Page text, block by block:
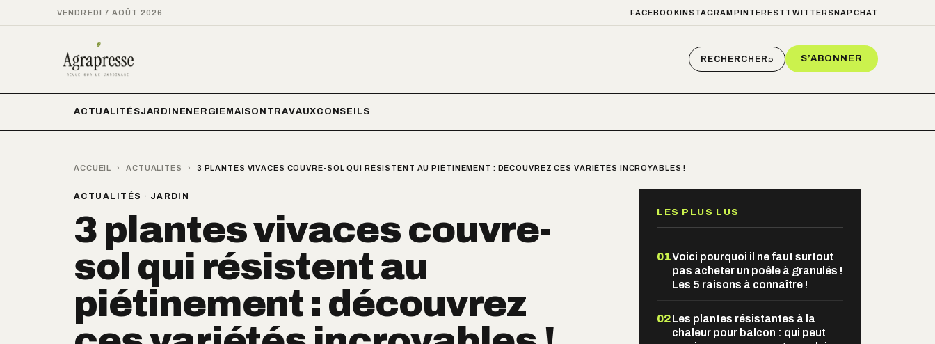
VENDREDI 7 AOÛT 2026 FACEBOOKINSTAGRAM PINTEREST TWITTER SNAPCHAT
RECHERCHER⌕ S’ABONNER
ACTUALITÉSJARDIN ENERGIE MAISON TRAVAUXCONSEILS
ACCUEIL › ACTUALITÉS › 3 PLANTES VIVACES COUVRE-SOL QUI RÉSISTENT AU PIÉTINEMENT : DÉCOUVREZ CES VARIÉTÉS INCROYABLES !
ACTUALITÉS · JARDIN
3 plantes vivaces couvre-
sol qui résistent au
piétinement : découvrez
LES PLUS LUS
01Voici pourquoi il ne faut surtout
pas acheter un poêle à granulés !
Les 5 raisons à connaître !
02Les plantes résistantes à la
chaleur pour balcon : qui peut